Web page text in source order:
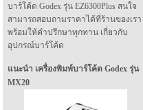
บาร์โค้ด Godex รุ่น EZ6300Plus สนใจ
สามารถสอบถามราคาได้ที่ร้านของเรา
พร้อมให้คำปรึกษาทุกทาน เกี่ยวกับ
อุปกรณ์บาร์โค้ด
แนะนำ เครื่องพิมพ์บาร์โค้ด Godex รุ่น
MX20